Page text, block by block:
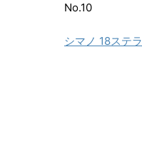
No.10
シマノ 18ステラ